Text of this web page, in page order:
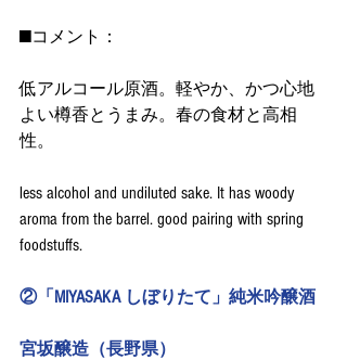
■コメント：
低アルコール原酒。軽やか、かつ心地
よい樽香とうまみ。春の食材と高相
性。
less alcohol and undiluted sake. It has woody
aroma from the barrel. good pairing with spring
foodstuffs.
②「MIYASAKA しぼりたて」純米吟醸酒
宮坂醸造（長野県）